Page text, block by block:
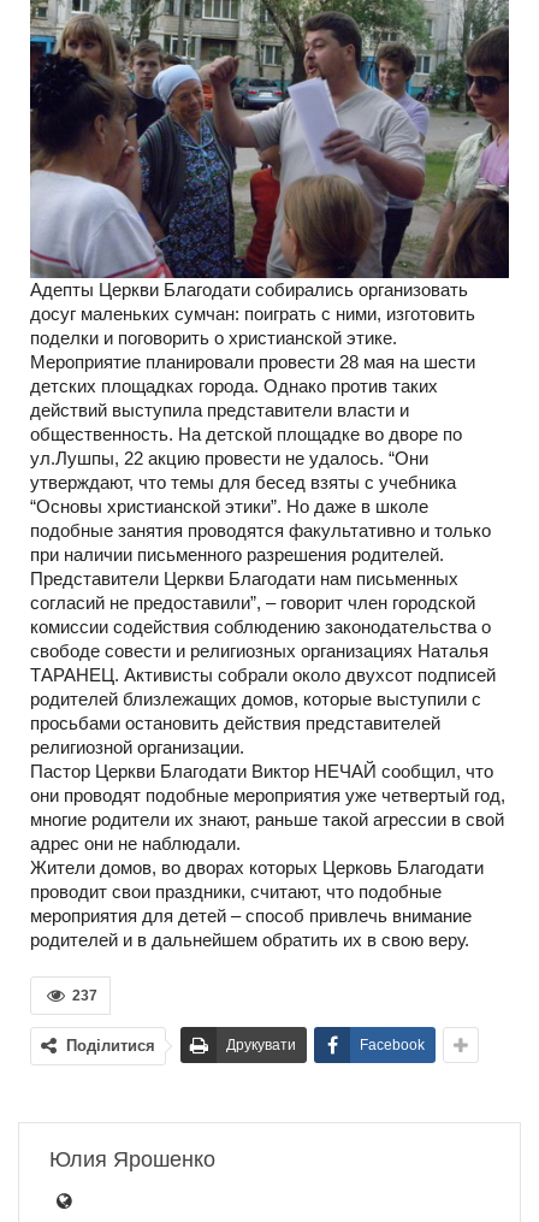
Адепты Церкви Благодати собирались организовать
досуг маленьких сумчан: поиграть с ними, изготовить
поделки и поговорить о христианской этике.
Мероприятие планировали провести 28 мая на шести
детских площадках города. Однако против таких
действий выступила представители власти и
общественность. На детской площадке во дворе по
ул.Лушпы, 22 акцию провести не удалось. “Они
утверждают, что темы для бесед взяты с учебника
“Основы христианской этики”. Но даже в школе
подобные занятия проводятся факультативно и только
при наличии письменного разрешения родителей.
Представители Церкви Благодати нам письменных
согласий не предоставили”, – говорит член городской
комиссии содействия соблюдению законодательства о
свободе совести и религиозных организациях Наталья
ТАРАНЕЦ. Активисты собрали около двухсот подписей
родителей близлежащих домов, которые выступили с
просьбами остановить действия представителей
религиозной организации.
Пастор Церкви Благодати Виктор НЕЧАЙ сообщил, что
они проводят подобные мероприятия уже четвертый год,
многие родители их знают, раньше такой агрессии в свой
адрес они не наблюдали.
Жители домов, во дворах которых Церковь Благодати
проводит свои праздники, считают, что подобные
мероприятия для детей – способ привлечь внимание
родителей и в дальнейшем обратить их в свою веру.
237
Поділитися Друкувати Facebook
Юлия Ярошенко